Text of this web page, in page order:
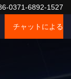
0371-6892-1527
チャットによる